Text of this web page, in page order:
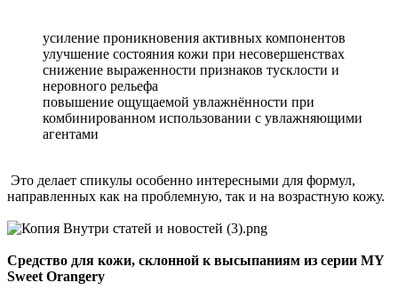
усиление проникновения активных компонентов
улучшение состояния кожи при несовершенствах
снижение выраженности признаков тусклости и
неровного рельефа
повышение ощущаемой увлажнённости при
комбинированном использовании с увлажняющими
агентами
Это делает спикулы особенно интересными для формул,
направленных как на проблемную, так и на возрастную кожу.
Средство для кожи, склонной к высыпаниям из серии MY
Sweet Orangery